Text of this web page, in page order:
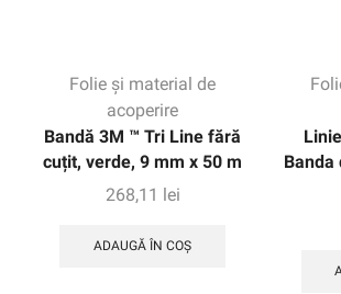
Folie și material de
acoperire
Bandă 3M ™ Tri Line fără
cuțit, verde, 9 mm x 50 m
268,11 lei
ADAUGĂ ÎN COȘ
Banda